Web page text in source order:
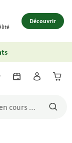
Découvrir